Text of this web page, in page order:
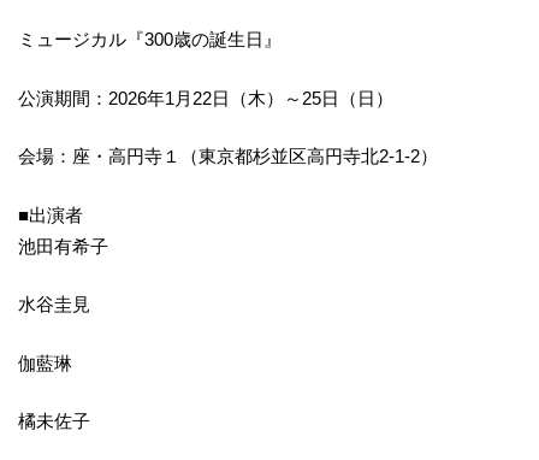
ミュージカル『300歳の誕生日』
公演期間：2026年1月22日（木）～25日（日）
会場：座・高円寺１（東京都杉並区高円寺北2-1-2）
■出演者
池田有希子
水谷圭見
伽藍琳
橘未佐子